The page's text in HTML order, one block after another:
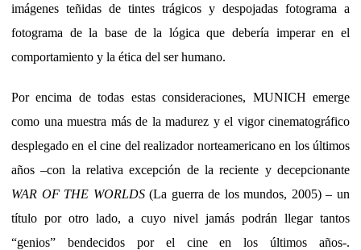
imágenes teñidas de tintes trágicos y despojadas fotograma a
fotograma de la base de la lógica que debería imperar en el
comportamiento y la ética del ser humano.
Por encima de todas estas consideraciones, MUNICH emerge
como una muestra más de la madurez y el vigor cinematográfico
desplegado en el cine del realizador norteamericano en los últimos
años –con la relativa excepción de la reciente y decepcionante
WAR OF THE WORLDS(La guerra de los mundos, 2005) – un
título por otro lado, a cuyo nivel jamás podrán llegar tantos
“genios” bendecidos por el cine en los últimos años-.